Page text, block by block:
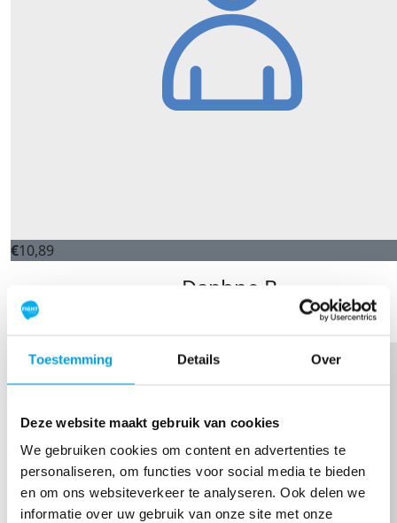
Toestemming Details Over
Deze website maakt gebruik van cookies
We gebruiken cookies om content en advertenties te
personaliseren, om functies voor social media te bieden
en om ons websiteverkeer te analyseren. Ook delen we
informatie over uw gebruik van onze site met onze
€10,89
Daphne B.
Heel veel succes vandaag! 💪🏼💕